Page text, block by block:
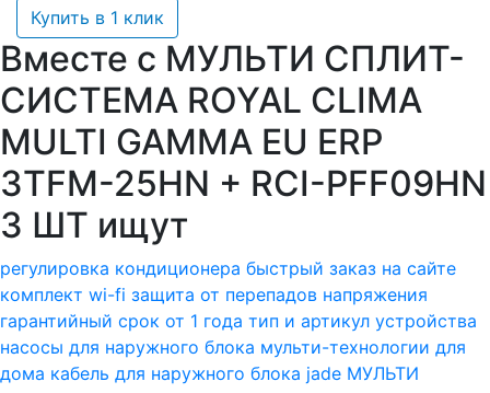
Купить в 1 клик
Вместе с МУЛЬТИ СПЛИТ-
СИСТЕМА ROYAL CLIMA
MULTI GAMMA EU ERP
3TFM-25HN + RCI-PFF09HN
3 ШТ ищут
регулировка кондиционера быстрый заказ на сайте
комплект wi-fi защита от перепадов напряжения
гарантийный срок от 1 года тип и артикул устройства
насосы для наружного блока мульти-технологии для
дома кабель для наружного блока jade МУЛЬТИ